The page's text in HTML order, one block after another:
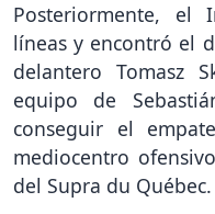
Posteriormente, el
líneas y encontró el
delantero Tomasz
equipo de
conseguir el
mediocentro
del Supra du Québec.